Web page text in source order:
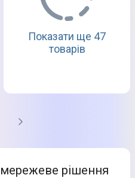
Показати ще 47
товарів
мережеве рішення